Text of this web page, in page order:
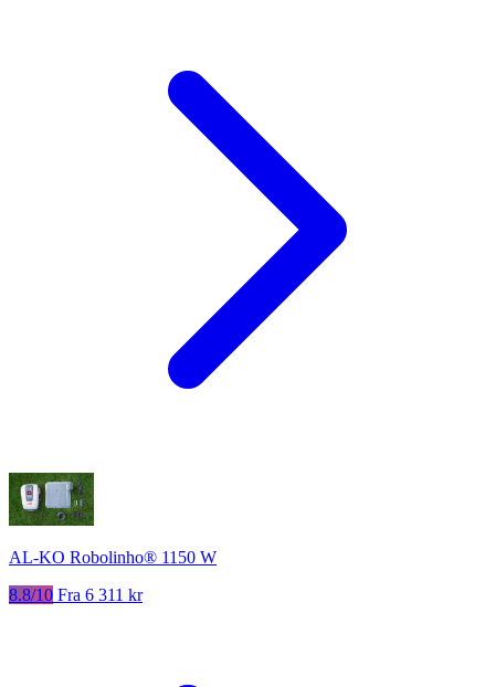
AL-KO Robolinho® 1150 W
8.8/10 Fra 6 311 kr